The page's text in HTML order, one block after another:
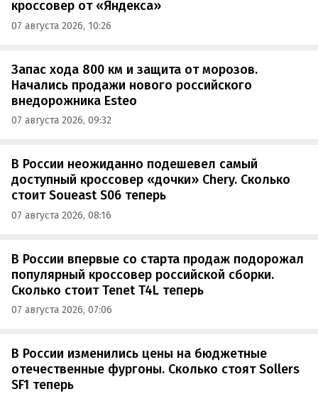
кроссовер от «Яндекса»
07 августа 2026, 10:26
Запас хода 800 км и защита от морозов.
Начались продажи нового российского
внедорожника Esteo
07 августа 2026, 09:32
В России неожиданно подешевел самый
доступный кроссовер «дочки» Chery. Сколько
стоит Soueast S06 теперь
07 августа 2026, 08:16
В России впервые со старта продаж подорожал
популярный кроссовер российской сборки.
Сколько стоит Tenet T4L теперь
07 августа 2026, 07:06
В России изменились цены на бюджетные
отечественные фургоны. Сколько стоят Sollers
SF1 теперь